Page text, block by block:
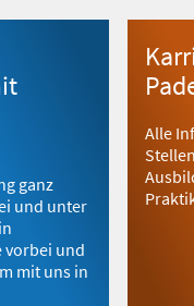
ganz
und unter
vorbei und
mit uns in
Alle